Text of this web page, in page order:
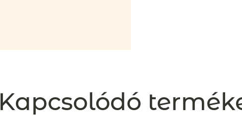
Kapcsolódó